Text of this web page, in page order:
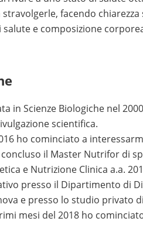
stravolgerle, facendo
salute e composizione
in Scienze Biologiche nel
scientifica.
ho cominciato a
il Master Nutrifor di
e Nutrizione Clinica a.a.
presso il Dipartimento di
e presso lo studio privato
mesi del 2018 ho